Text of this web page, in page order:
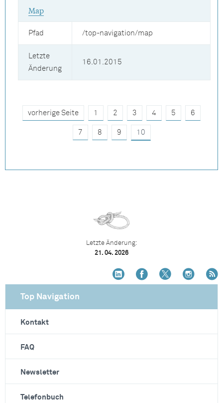
Map
Pfad /top-navigation/map
Letzte
Änderung
16.01.2015
vorherige Seite 1 2 3 4 5 6
7 8 9 10
Letzte Änderung:
21. 04. 2026
Top Navigation
Kontakt
FAQ
Newsletter
Telefonbuch